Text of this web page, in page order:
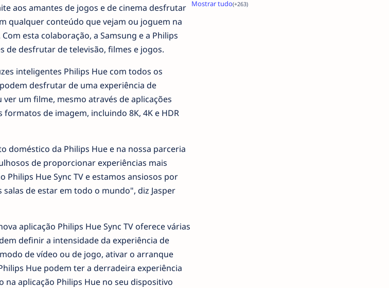
aos amantes de jogos e de cinema desfrutar
qualquer conteúdo que vejam ou joguem na
esta colaboração, a Samsung e a Philips
de desfrutar de televisão, filmes e jogos.
inteligentes Philips Hue com todos os
desfrutar de uma experiência de
um filme, mesmo através de aplicações
de imagem, incluindo 8K, 4K e HDR
doméstico da Philips Hue e na nossa parceria
de proporcionar experiências mais
Philips Hue Sync TV e estamos ansiosos por
de estar em todo o mundo", diz Jasper
aplicação Philips Hue Sync TV oferece várias
definir a intensidade da experiência de
de vídeo ou de jogo, ativar o arranque
Hue podem ter a derradeira experiência
aplicação Philips Hue no seu dispositivo